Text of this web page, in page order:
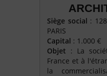
Siège social :
PARIS
Capital : 1.000 €
Objet : La
France et à
la